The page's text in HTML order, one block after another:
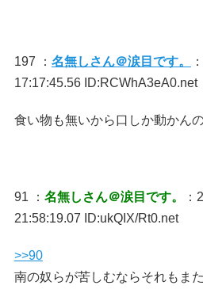
197 ： 名無しさん＠涙目です。
17:17:45.56 ID:RCWhA3eA0.net
食い物も無いから口しか動かん
91 ： 名無しさん＠涙目です。
21:58:19.07 ID:ukQIX/Rt0.net
>>90
南の奴らが苦しむならそれもま